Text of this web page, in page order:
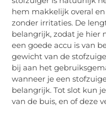
hem makkelijk overal
zonder irritaties. De
belangrijk, zodat je hier
een goede accu is van
gewicht van de
bij aan het
wanneer je een
belangrijk. Tot slot kun
van de buis, en of deze